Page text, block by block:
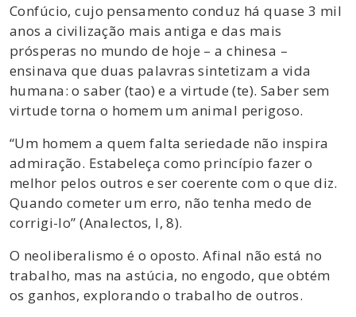
Confúcio, cujo pensamento conduz há quase 3 mil
anos a civilização mais antiga e das mais
prósperas no mundo de hoje – a chinesa –
ensinava que duas palavras sintetizam a vida
humana: o saber (tao) e a virtude (te). Saber sem
virtude torna o homem um animal perigoso.
“Um homem a quem falta seriedade não inspira
admiração. Estabeleça como princípio fazer o
melhor pelos outros e ser coerente com o que diz.
Quando cometer um erro, não tenha medo de
corrigi-lo” (Analectos, I, 8).
O neoliberalismo é o oposto. Afinal não está no
trabalho, mas na astúcia, no engodo, que obtém
os ganhos, explorando o trabalho de outros.